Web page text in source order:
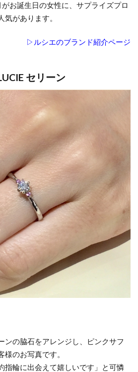
お誕生日の女性に、サプライズプロ
があります。
▷ルシエのブランド紹介ページ
セリーン
ンの脇石をアレンジし、ピンクサフ
様のお写真です。
指輪に出会えて嬉しいです」と可憐